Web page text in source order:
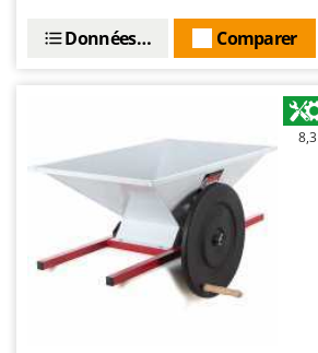
Zomax
Comparer
Données techniques
8,3